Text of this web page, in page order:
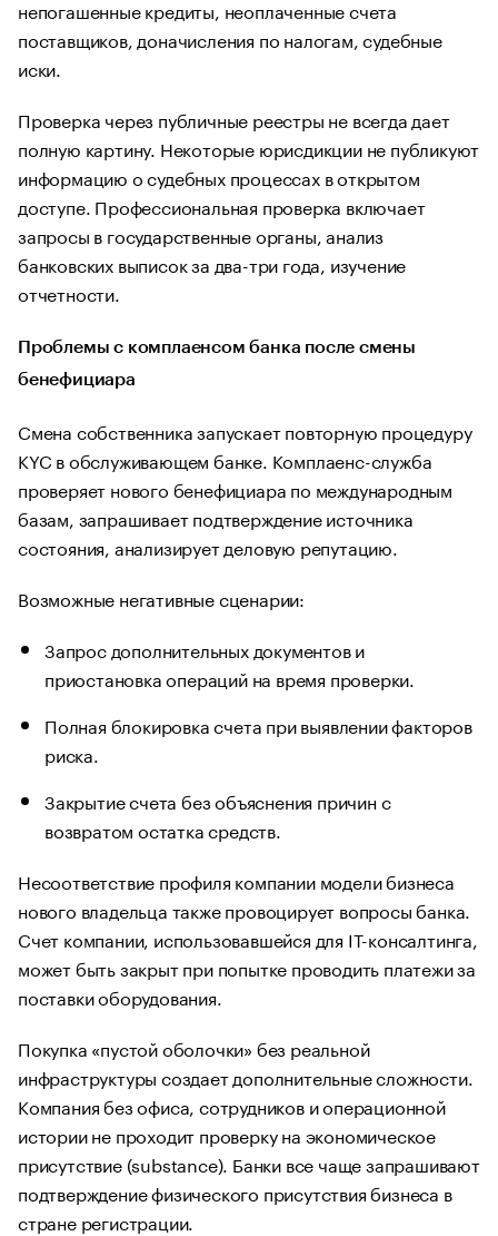
непогашенные кредиты, неоплаченные счета
поставщиков, доначисления по налогам, судебные
иски.
Проверка через публичные реестры не всегда дает
полную картину. Некоторые юрисдикции не публикуют
информацию о судебных процессах в открытом
доступе. Профессиональная проверка включает
запросы в государственные органы, анализ
банковских выписок за два-три года, изучение
отчетности.
Проблемы с комплаенсом банка после смены
бенефициара
Смена собственника запускает повторную процедуру
KYC в обслуживающем банке. Комплаенс-служба
проверяет нового бенефициара по международным
базам, запрашивает подтверждение источника
состояния, анализирует деловую репутацию.
Возможные негативные сценарии:
Запрос дополнительных документов и
приостановка операций на время проверки.
Полная блокировка счета при выявлении факторов
риска.
Закрытие счета без объяснения причин с
возвратом остатка средств.
Несоответствие профиля компании модели бизнеса
нового владельца также провоцирует вопросы банка.
Счет компании, использовавшейся для IT-консалтинга,
может быть закрыт при попытке проводить платежи за
поставки оборудования.
Покупка «пустой оболочки» без реальной
инфраструктуры создает дополнительные сложности.
Компания без офиса, сотрудников и операционной
истории не проходит проверку на экономическое
присутствие (substance). Банки все чаще запрашивают
подтверждение физического присутствия бизнеса в
стране регистрации.